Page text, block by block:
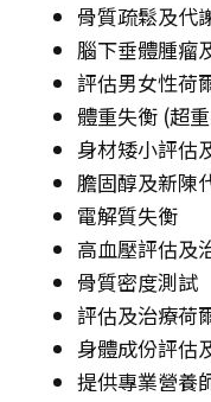
骨質疏鬆及代
腦下垂體腫瘤
評估男女性荷
體重失衡 (超
身材矮小評估
膽固醇及新陳
電解質失衡
高血壓評估及
骨質密度測試
評估及治療荷
身體成份評估
提供專業營養